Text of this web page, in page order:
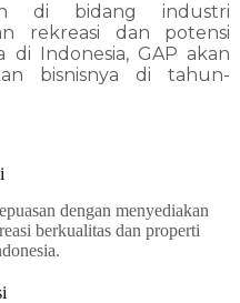
di bidang industri
rekreasi dan potensi
di Indonesia, GAP akan
bisnisnya di tahun-
dengan menyediakan
berkualitas dan properti